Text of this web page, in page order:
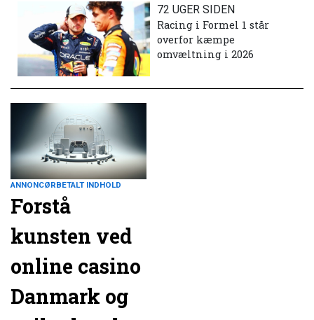
72 UGER SIDEN
Racing i Formel 1 står
overfor kæmpe
omvæltning i 2026
ANNONCØRBETALT INDHOLD
Forstå
kunsten ved
online casino
Danmark og